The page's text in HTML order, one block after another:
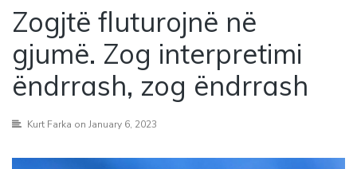
Zogjtë fluturojnë në
gjumë. Zog interpretimi
ëndrrash, zog ëndrrash
Kurt Farka on January 6, 2023